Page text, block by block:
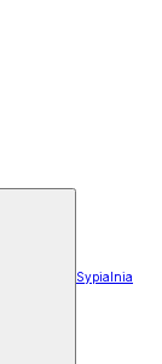
Sypialnia